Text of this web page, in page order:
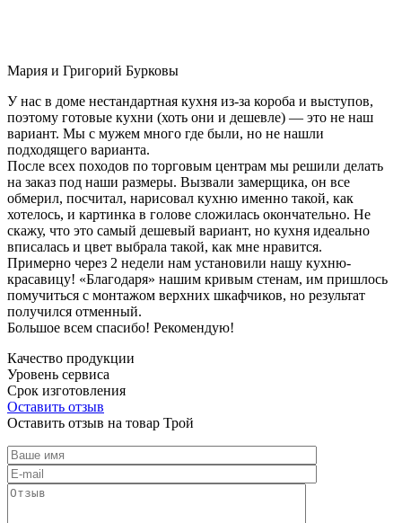
Мария и Григорий Бурковы
У нас в доме нестандартная кухня из-за короба и выступов,
поэтому готовые кухни (хоть они и дешевле) — это не наш
вариант. Мы с мужем много где были, но не нашли
подходящего варианта.
После всех походов по торговым центрам мы решили делать
на заказ под наши размеры. Вызвали замерщика, он все
обмерил, посчитал, нарисовал кухню именно такой, как
хотелось, и картинка в голове сложилась окончательно. Не
скажу, что это самый дешевый вариант, но кухня идеально
вписалась и цвет выбрала такой, как мне нравится.
Примерно через 2 недели нам установили нашу кухню-
красавицу! «Благодаря» нашим кривым стенам, им пришлось
помучиться с монтажом верхних шкафчиков, но результат
получился отменный.
Большое всем спасибо! Рекомендую!
Качество продукции
Уровень сервиса
Срок изготовления
Оставить отзыв
Оставить отзыв на товар Трой